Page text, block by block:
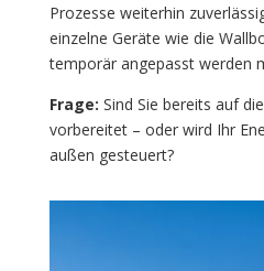
Prozesse weiterhin
einzelne Geräte wie die
temporär angepasst werden
Frage: Sind Sie bereits auf
vorbereitet – oder wird Ihr
außen gesteuert?